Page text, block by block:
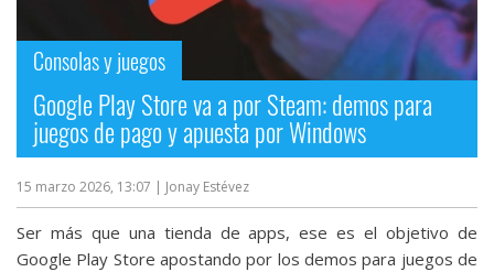
Consolas y juegos
Google Play Store va a por Steam: demos para
juegos de pago y apuesta por Windows
15 marzo 2026, 13:07 | Jonay Estévez
Ser más que una tienda de apps, ese es el objetivo de
Google Play Store apostando por los demos para juegos de